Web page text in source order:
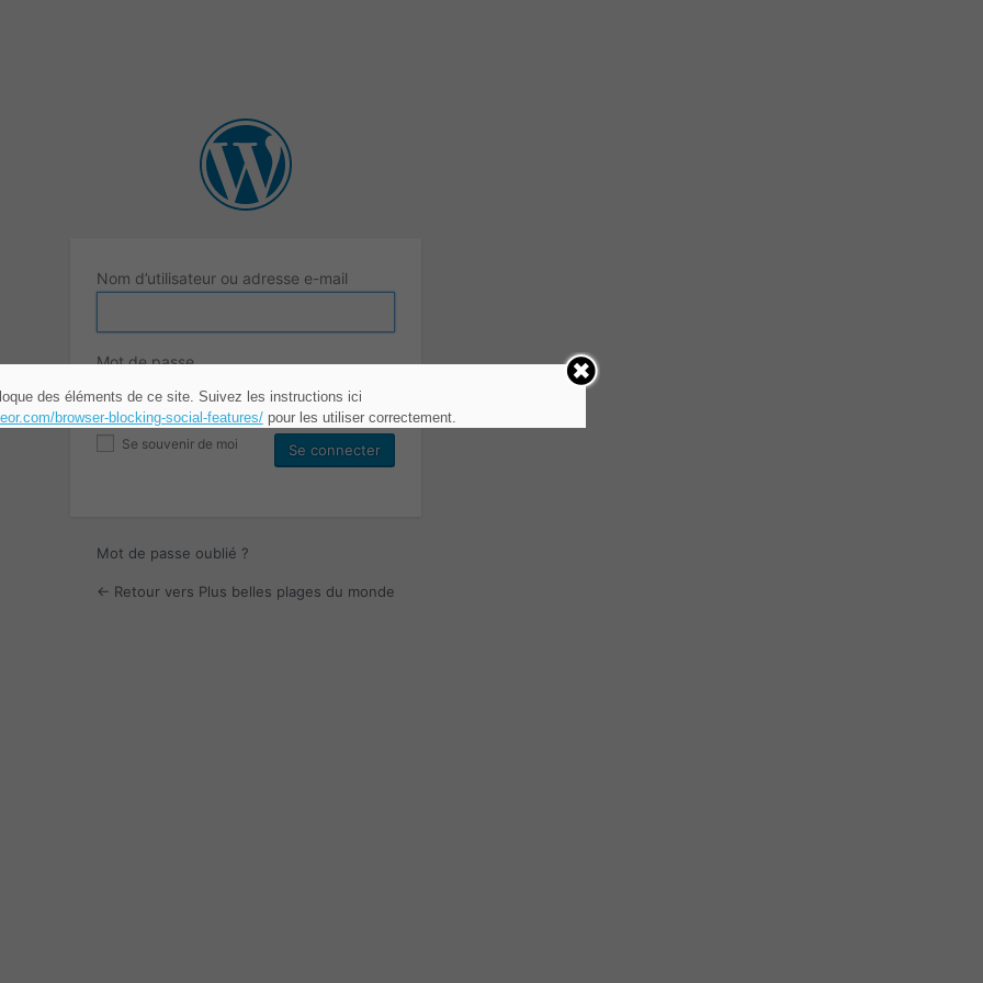
Nom d’utilisateur ou adresse e-mail
Mot de passe
Se souvenir de moi
Mot de passe oublié ?
← Retour vers Plus belles plages du monde
des éléments de ce site. Suivez les instructions ici
browser-blocking-social-features/pour les utiliser correctement.